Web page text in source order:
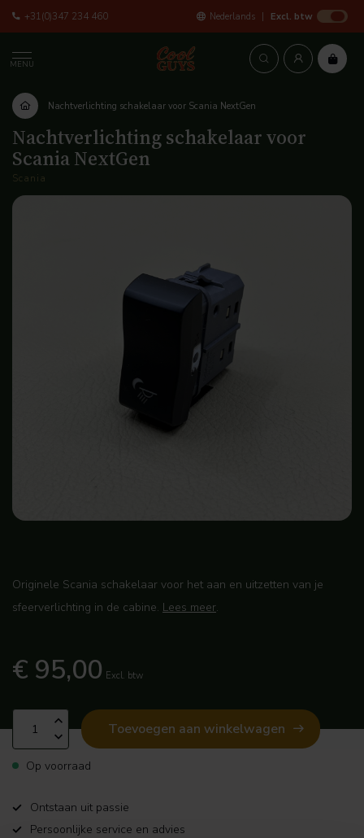
+31(0)347 234 460 Nederlands Excl. btw
MENU
Nachtverlichting schakelaar voor Scania NextGen
Nachtverlichting schakelaar voor
Scania NextGen
Scania
Originele Scania schakelaar voor het aan en uitzetten van je
sfeerverlichting in de cabine. Lees meer.
€ 95,00 Excl. btw
Toevoegen aan winkelwagen
Op voorraad
Ontstaan uit passie
Persoonlijke service en advies